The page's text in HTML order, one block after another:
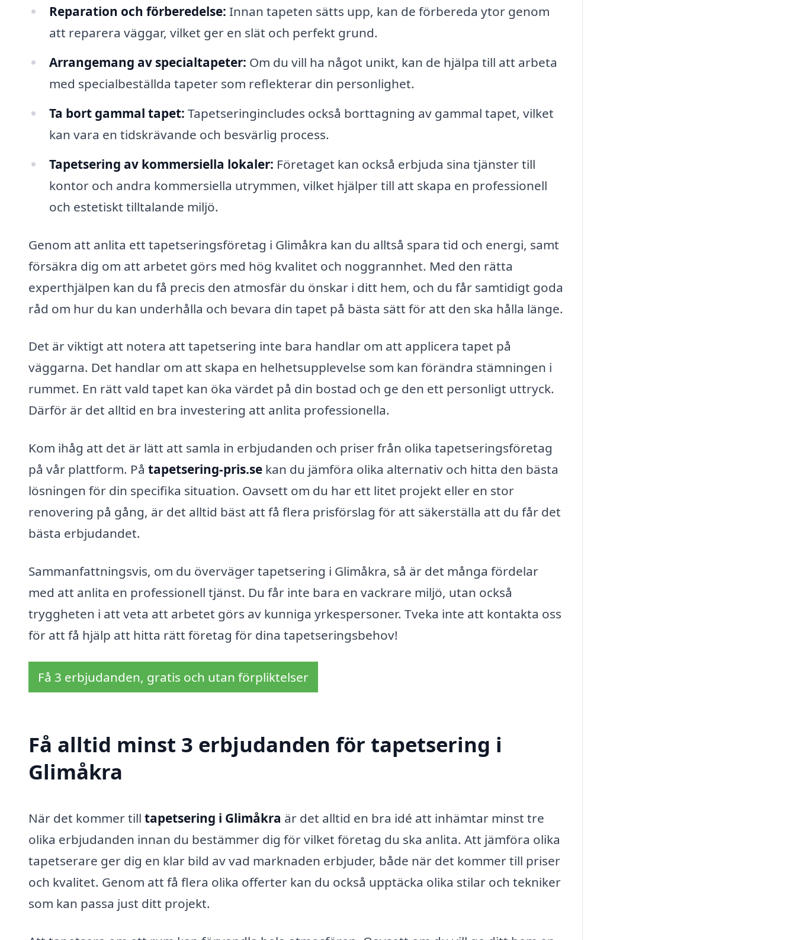
Reparation och förberedelse: Innan tapeten sätts upp, kan de förbereda ytor genom
att reparera väggar, vilket ger en slät och perfekt grund.
Arrangemang av specialtapeter: Om du vill ha något unikt, kan de hjälpa till att arbeta
med specialbeställda tapeter som reflekterar din personlighet.
Ta bort gammal tapet: Tapetseringincludes också borttagning av gammal tapet, vilket
kan vara en tidskrävande och besvärlig process.
Tapetsering av kommersiella lokaler: Företaget kan också erbjuda sina tjänster till
kontor och andra kommersiella utrymmen, vilket hjälper till att skapa en professionell
och estetiskt tilltalande miljö.
Genom att anlita ett tapetseringsföretag i Glimåkra kan du alltså spara tid och energi, samt
försäkra dig om att arbetet görs med hög kvalitet och noggrannhet. Med den rätta
experthjälpen kan du få precis den atmosfär du önskar i ditt hem, och du får samtidigt goda
råd om hur du kan underhålla och bevara din tapet på bästa sätt för att den ska hålla länge.
Det är viktigt att notera att tapetsering inte bara handlar om att applicera tapet på
väggarna. Det handlar om att skapa en helhetsupplevelse som kan förändra stämningen i
rummet. En rätt vald tapet kan öka värdet på din bostad och ge den ett personligt uttryck.
Därför är det alltid en bra investering att anlita professionella.
Kom ihåg att det är lätt att samla in erbjudanden och priser från olika tapetseringsföretag
på vår plattform. På tapetsering-pris.se kan du jämföra olika alternativ och hitta den bästa
lösningen för din specifika situation. Oavsett om du har ett litet projekt eller en stor
renovering på gång, är det alltid bäst att få flera prisförslag för att säkerställa att du får det
bästa erbjudandet.
Sammanfattningsvis, om du överväger tapetsering i Glimåkra, så är det många fördelar
med att anlita en professionell tjänst. Du får inte bara en vackrare miljö, utan också
tryggheten i att veta att arbetet görs av kunniga yrkespersoner. Tveka inte att kontakta oss
för att få hjälp att hitta rätt företag för dina tapetseringsbehov!
Få 3 erbjudanden, gratis och utan förpliktelser
Få alltid minst 3 erbjudanden för tapetsering i
Glimåkra
När det kommer till tapetsering i Glimåkra är det alltid en bra idé att inhämtar minst tre
olika erbjudanden innan du bestämmer dig för vilket företag du ska anlita. Att jämföra olika
tapetserare ger dig en klar bild av vad marknaden erbjuder, både när det kommer till priser
och kvalitet. Genom att få flera olika offerter kan du också upptäcka olika stilar och tekniker
som kan passa just ditt projekt.